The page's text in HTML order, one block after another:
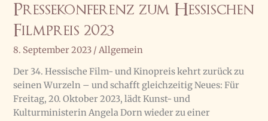
Pressekonferenz zum Hessischen
Filmpreis 2023
8. September 2023 /Allgemein
Der 34. Hessische Film- und Kinopreis kehrt zurück zu
seinen Wurzeln – und schafft gleichzeitig Neues: Für
Freitag, 20. Oktober 2023, lädt Kunst- und
Kulturministerin Angela Dorn wieder zu einer